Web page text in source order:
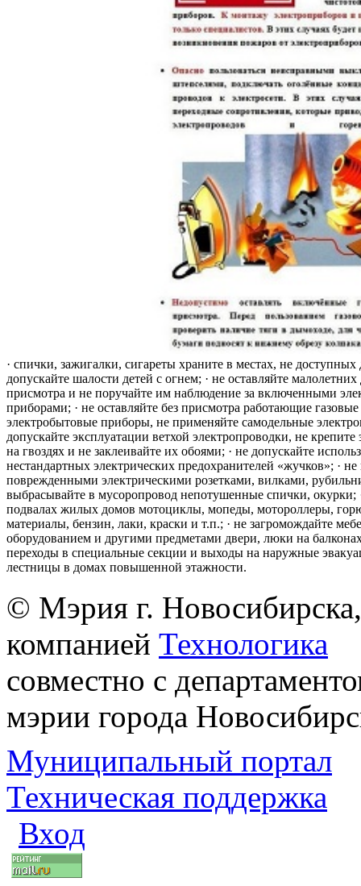
· спички, зажигалки, сигареты храните в местах, не доступных
допускайте шалости детей с огнем; · не оставляйте малолетних
присмотра и не поручайте им наблюдение за включенными
приборами; · не оставляйте без присмотра работающие
электробытовые приборы, не применяйте самодельные
допускайте эксплуатации ветхой электропроводки, не крепите
на гвоздях и не заклеивайте их обоями; · не допускайте
нестандартных электрических предохранителей «жучков»; · не
поврежденными электрическими розетками, вилками,
выбрасывайте в мусоропровод непотушенные спички, окурки;
подвалах жилых домов мотоциклы, мопеды, мотороллеры,
материалы, бензин, лаки, краски и т.п.; · не загромождайте
оборудованием и другими предметами двери, люки на
переходы в специальные секции и выходы на наружные
лестницы в домах повышенной этажности.
© Мэрия г.
компанией Технологика
совместно с
мэрии города
Муниципальный портал
Техническая поддержка
Вход